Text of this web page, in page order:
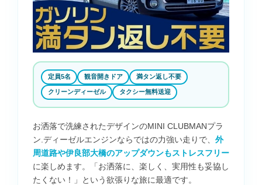
定員5名 観音開きドア 満タン返し不要
クリーンディーゼル タクシー無料送迎
お洒落で洗練されたデザインのMINI CLUBMANプラ
ン.ディーゼルエンジンならではの力強い走りで、 外
周道路や伊良部大橋のアップダウンもストレスフリー
に楽しめます。「お洒落に、楽しく、実用性も妥協し
たくない！」という欲張りな旅に最適です。